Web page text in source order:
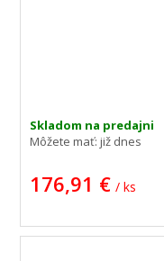
Skladom na predajni
Môžete mať:již dnes
176,91 € / ks